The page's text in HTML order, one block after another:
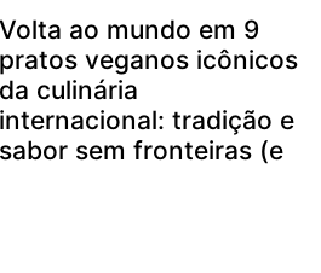
Volta ao mundo em 9
pratos veganos icônicos
da culinária
internacional: tradição e
sabor sem fronteiras (e